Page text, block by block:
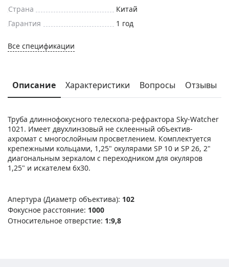
Страна
Китай
Гарантия
1 год
Все спецификации
Описание Характеристики Вопросы Отзывы
Труба длиннофокусного телескопа-рефрактора Sky-Watcher
1021. Имеет двухлинзовый не склеенный объектив-
ахромат с многослойным просветлением. Комплектуется
крепежными кольцами, 1,25" окулярами SP 10 и SP 26, 2"
диагональным зеркалом с переходником для окуляров
1,25" и искателем 6х30.
Апертура (Диаметр объектива): 102
Фокусное расстояние: 1000
Относительное отверстие: 1:9,8